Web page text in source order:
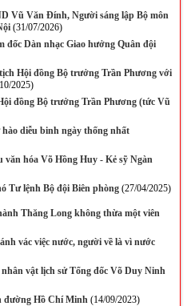
Vũ Văn Đính, Người sáng lập Bộ môn
(31/07/2026)
Dàn nhạc Giao hưởng Quân đội
Hội đồng Bộ trưởng Trần Phương với
2025)
đồng Bộ trưởng Trần Phương (tức Vũ
diễu binh ngày thống nhất
hóa Võ Hồng Huy - Kẻ sỹ Ngàn
Tư lệnh Bộ đội Biên phòng(27/04/2025)
Thăng Long không thừa một viên
vác việc nước, người về là vì nước
vật lịch sử Tổng đốc Võ Duy Ninh
Hồ Chí Minh(14/09/2023)